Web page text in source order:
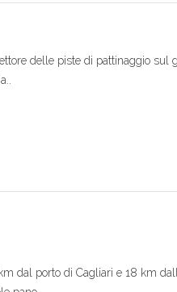
delle piste di pattinaggio sul
dal porto di Cagliari e 18 km